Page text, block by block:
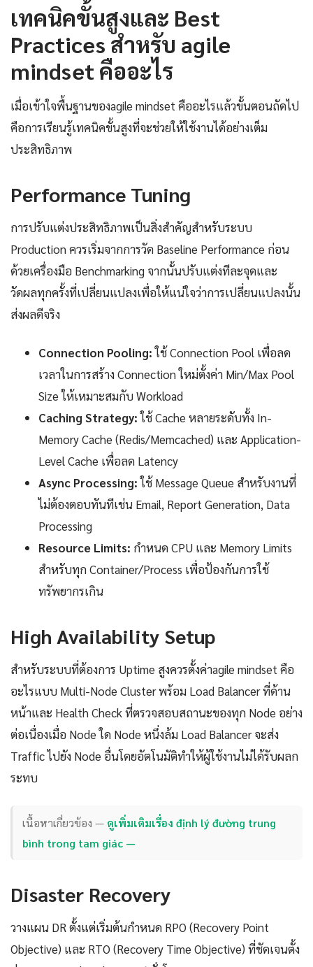
เทคนิคขั้นสูงและ Best
Practices สำหรับ agile
mindset คืออะไร
เมื่อเข้าใจพื้นฐานของagile mindset คืออะไรแล้วขั้นตอนถัดไป
คือการเรียนรู้เทคนิคขั้นสูงที่จะช่วยให้ใช้งานได้อย่างเต็ม
ประสิทธิภาพ
Performance Tuning
การปรับแต่งประสิทธิภาพเป็นสิ่งสำคัญสำหรับระบบ
Production ควรเริ่มจากการวัด Baseline Performance ก่อน
ด้วยเครื่องมือ Benchmarking จากนั้นปรับแต่งทีละจุดและ
วัดผลทุกครั้งที่เปลี่ยนแปลงเพื่อให้แน่ใจว่าการเปลี่ยนแปลงนั้น
ส่งผลดีจริง
Connection Pooling:ใช้ Connection Pool เพื่อลด
เวลาในการสร้าง Connection ใหม่ตั้งค่า Min/Max Pool
Size ให้เหมาะสมกับ Workload
Caching Strategy:ใช้ Cache หลายระดับทั้ง In-
Memory Cache (Redis/Memcached) และ Application-
Level Cache เพื่อลด Latency
Async Processing:ใช้ Message Queue สำหรับงานที่
ไม่ต้องตอบทันทีเช่น Email, Report Generation, Data
Processing
Resource Limits: กำหนด CPU และ Memory Limits
สำหรับทุก Container/Process เพื่อป้องกันการใช้
ทรัพยากรเกิน
High Availability Setup
สำหรับระบบที่ต้องการ Uptime สูงควรตั้งค่าagile mindset คือ
อะไรแบบ Multi-Node Cluster พร้อม Load Balancer ที่ด้าน
หน้าและ Health Check ที่ตรวจสอบสถานะของทุก Node อย่าง
ต่อเนื่องเมื่อ Node ใด Node หนึ่งล้ม Load Balancer จะส่ง
Traffic ไปยัง Node อื่นโดยอัตโนมัติทำให้ผู้ใช้งานไม่ได้รับผลก
ระทบ
เนื้อหาเกี่ยวข้อง — ดูเพิ่มเติมเรื่อง định lý đường trung
bình trong tam giác —
Disaster Recovery
วางแผน DR ตั้งแต่เริ่มต้นกำหนด RPO (Recovery Point
Objective) และ RTO (Recovery Time Objective) ที่ชัดเจนตั้ง